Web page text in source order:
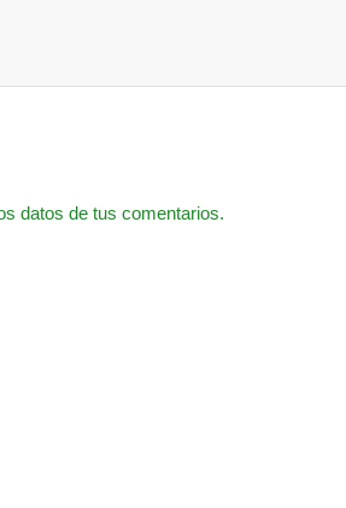
datos de tus comentarios.